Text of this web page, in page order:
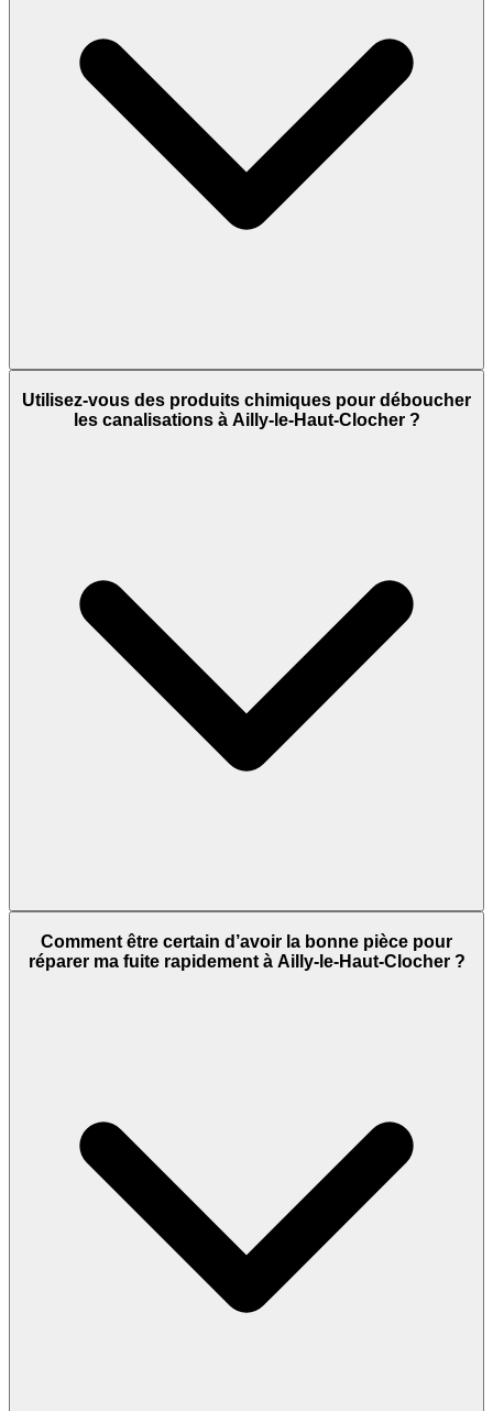
Utilisez-vous des produits chimiques pour déboucher
les canalisations à Ailly-le-Haut-Clocher ?
Comment être certain d’avoir la bonne pièce pour
réparer ma fuite rapidement à Ailly-le-Haut-Clocher ?